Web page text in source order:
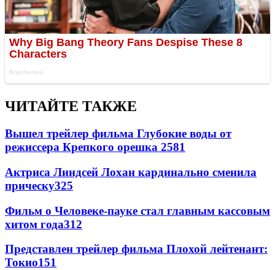
ЧИТАЙТЕ ТАКЖЕ
Вышел трейлер фильма Глубокие воды от
режиссера Крепкого орешка 2581
Актриса Линдсей Лохан кардинально сменила
прическу325
Фильм о Человеке-пауке стал главным кассовым
хитом года312
Представлен трейлер фильма Плохой лейтенант:
Токио151